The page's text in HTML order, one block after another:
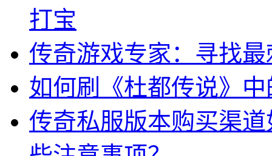
打宝
传奇游戏专家：寻找
如何刷《杜都传说》
传奇私服版本购买渠